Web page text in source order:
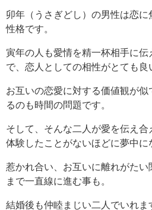
卯年（うさぎどし）の男性は恋
性格です。
寅年の人も愛情を精一杯相手に
で、恋人としての相性がとても良
お互いの恋愛に対する価値観が
るのも時間の問題です。
そして、そんな二人が愛を伝え合
体験したことがないほどに夢中に
惹かれ合い、お互いに離れがた
まで一直線に進む事も。
結婚後も仲睦まじい二人でいれま